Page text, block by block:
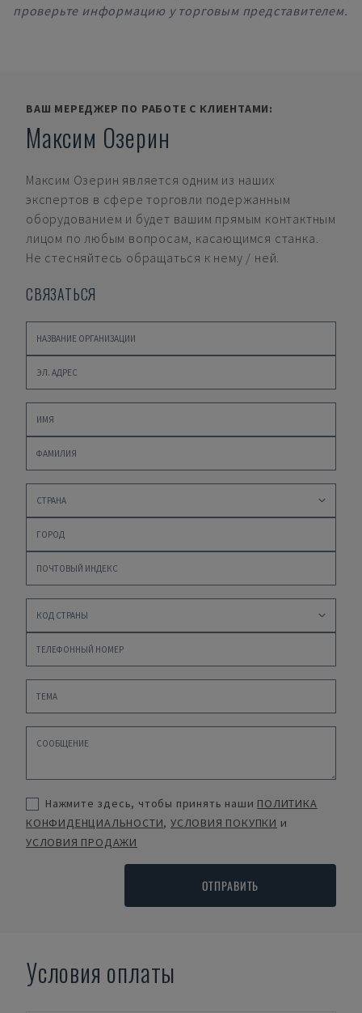
проверьте информацию у торговым представителем.
ВАШ МЕРЕДЖЕР ПО РАБОТЕ С КЛИЕНТАМИ:
Максим Озерин
Максим Озерин является одним из наших
экспертов в сфере торговли подержанным
оборудованием и будет вашим прямым контактным
лицом по любым вопросам, касающимся станка.
Не стесняйтесь обращаться к нему / ней.
СВЯЗАТЬСЯ
Нажмите здесь, чтобы принять наши ПОЛИТИКА
КОНФИДЕНЦИАЛЬНОСТИ,УСЛОВИЯ ПОКУПКИ и
УСЛОВИЯ ПРОДАЖИ
ОТПРАВИТЬ
Условия оплаты